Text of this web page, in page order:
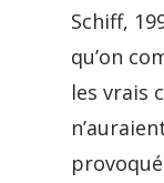
Schiff,
qu’on
les vrais